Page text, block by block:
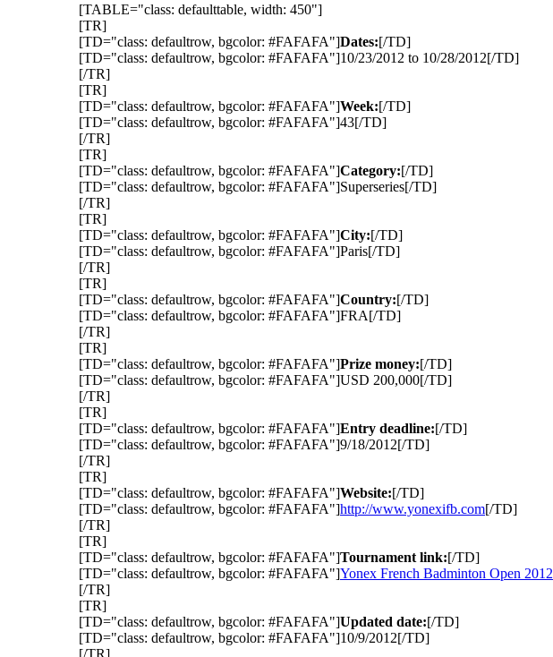
[TABLE="class: defaulttable, width: 450"]
[TR]
[TD="class: defaultrow, bgcolor: #FAFAFA"]Dates:[/TD]
[TD="class: defaultrow, bgcolor: #FAFAFA"]10/23/2012 to 10/28/2012[/TD]
[/TR]
[TR]
[TD="class: defaultrow, bgcolor: #FAFAFA"]Week:[/TD]
[TD="class: defaultrow, bgcolor: #FAFAFA"]43[/TD]
[/TR]
[TR]
[TD="class: defaultrow, bgcolor: #FAFAFA"]Category:[/TD]
[TD="class: defaultrow, bgcolor: #FAFAFA"]Superseries[/TD]
[/TR]
[TR]
[TD="class: defaultrow, bgcolor: #FAFAFA"]City:[/TD]
[TD="class: defaultrow, bgcolor: #FAFAFA"]Paris[/TD]
[/TR]
[TR]
[TD="class: defaultrow, bgcolor: #FAFAFA"]Country:[/TD]
[TD="class: defaultrow, bgcolor: #FAFAFA"]FRA[/TD]
[/TR]
[TR]
[TD="class: defaultrow, bgcolor: #FAFAFA"]Prize money:[/TD]
[TD="class: defaultrow, bgcolor: #FAFAFA"]USD 200,000[/TD]
[/TR]
[TR]
[TD="class: defaultrow, bgcolor: #FAFAFA"]Entry deadline:[/TD]
[TD="class: defaultrow, bgcolor: #FAFAFA"]9/18/2012[/TD]
[/TR]
[TR]
[TD="class: defaultrow, bgcolor: #FAFAFA"]Website:[/TD]
[TD="class: defaultrow, bgcolor: #FAFAFA"]http://www.yonexifb.com[/TD]
[/TR]
[TR]
[TD="class: defaultrow, bgcolor: #FAFAFA"]Tournament link:[/TD]
[TD="class: defaultrow, bgcolor: #FAFAFA"]Yonex French Badminton Open 2012
[/TR]
[TR]
[TD="class: defaultrow, bgcolor: #FAFAFA"]Updated date:[/TD]
[TD="class: defaultrow, bgcolor: #FAFAFA"]10/9/2012[/TD]
[/TR]